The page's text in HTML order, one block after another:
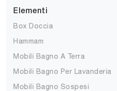
Elementi
Box Doccia
Hammam
Mobili Bagno A Terra
Mobili Bagno Per Lavanderia
Mobili Bagno Sospesi